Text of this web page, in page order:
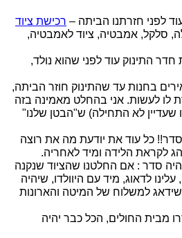
לפני חזרתנו הביתה – רכישת ציוד
סלקל, אמבטיה, ציוד לאמבטיה,
התינוק עוד לפני שהוא נולד,
בחנות עד שהתינוק חוזר הביתה,
לו לעשות. אני בהחלט מאמינה בזה
לא התחילה) ש"הבטן שלנו"
כל עוד את יודעת מה את רוצה
לקראת הלידה ומיד לאחריה.
סדר : אם החלטנו שהציוד שנקנה
לדאוג, מיד עם היוולדו, שיהיה
למשלוח של המיטה והארונות
מבית החולים, הכל כבר יהיה